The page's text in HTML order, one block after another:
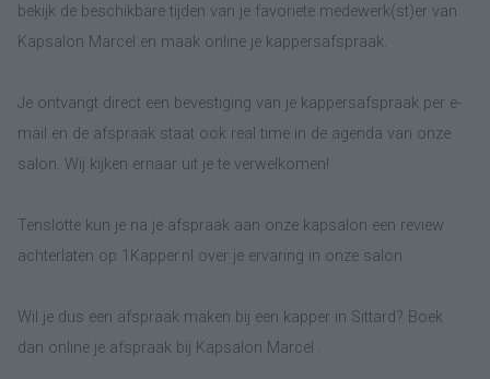
bekijk de beschikbare tijden van je favoriete medewerk(st)er van
Kapsalon Marcel en maak online je kappersafspraak.
Je ontvangt direct een bevestiging van je kappersafspraak per e-
mail en de afspraak staat ook real time in de agenda van onze
salon. Wij kijken ernaar uit je te verwelkomen!
Tenslotte kun je na je afspraak aan onze kapsalon een review
achterlaten op 1Kapper.nl over je ervaring in onze salon.
Wil je dus een afspraak maken bij een kapper in Sittard? Boek
dan online je afspraak bij Kapsalon Marcel .